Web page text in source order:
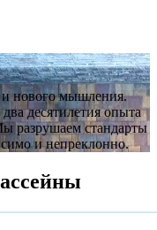
и нового мышления.
десятилетия опыта
разрушаем стандарты
и непреклонно.